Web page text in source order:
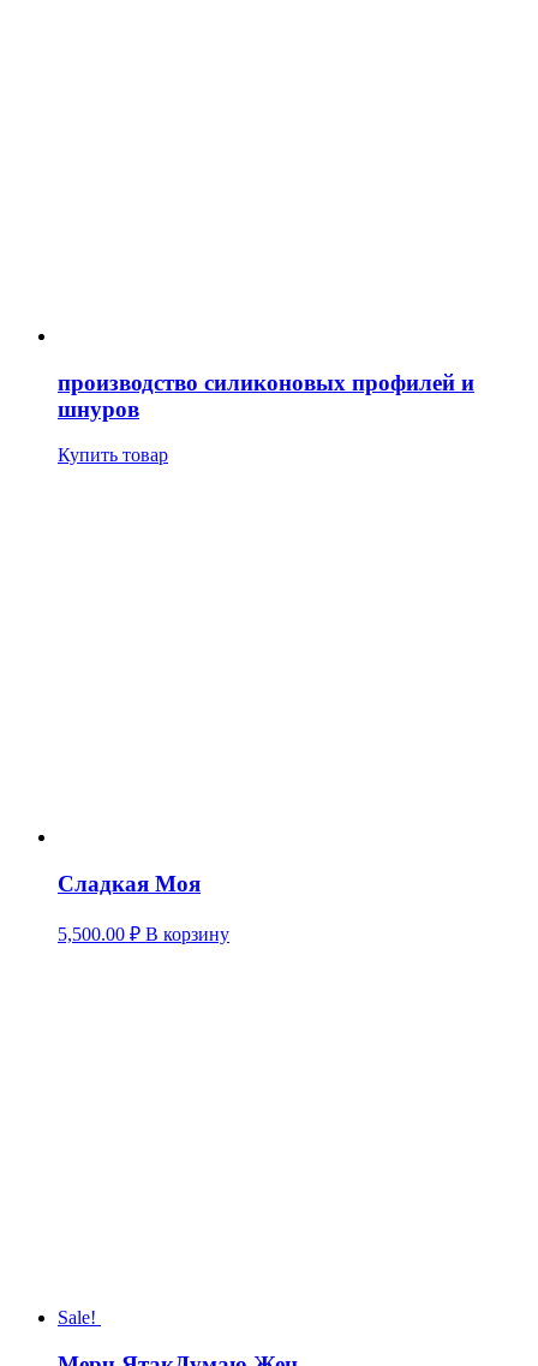
производство силиконовых профилей и
шнуров
Купить товар
Сладкая Моя
5,500.00 ₽ В корзину
Sale!